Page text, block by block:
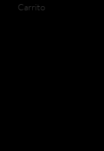
Carrito